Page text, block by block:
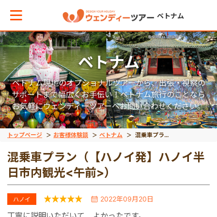
ベトナム
トップページ お客様体験談 ベトナム 混乗車プラン（【ハノイ発】ハノイ半日市内観光<午前>）
ベトナム
ベトナム現地のオプショナルツアーから、出張・視察の
サポートまで幅広くお手伝い！ベトナム旅行のことなら
お気軽にウェンディーツアーへお問い合わせください。
混乗車プラン（【ハノイ発】ハノイ半
日市内観光<午前>）
ハノイ 2022年09月20日
メインメニューへ戻る
アからお役立ち情報を探す
ドネシア